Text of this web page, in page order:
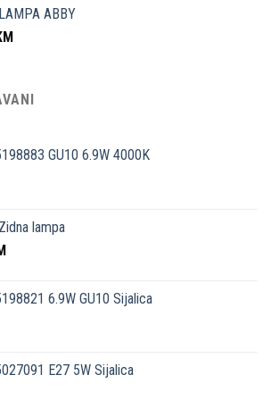
ABBY
GU10 6.9W 4000K
lampa
6.9W GU10 Sijalica
E27 5W Sijalica